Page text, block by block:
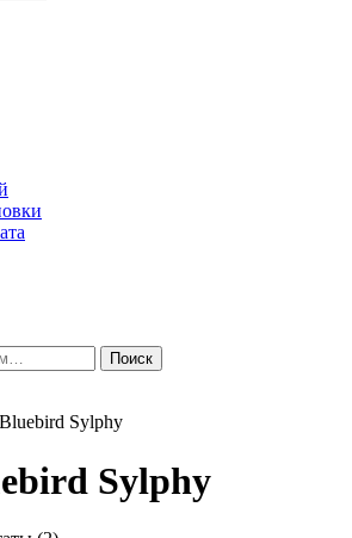
Поиск
Sylphy
Sylphy